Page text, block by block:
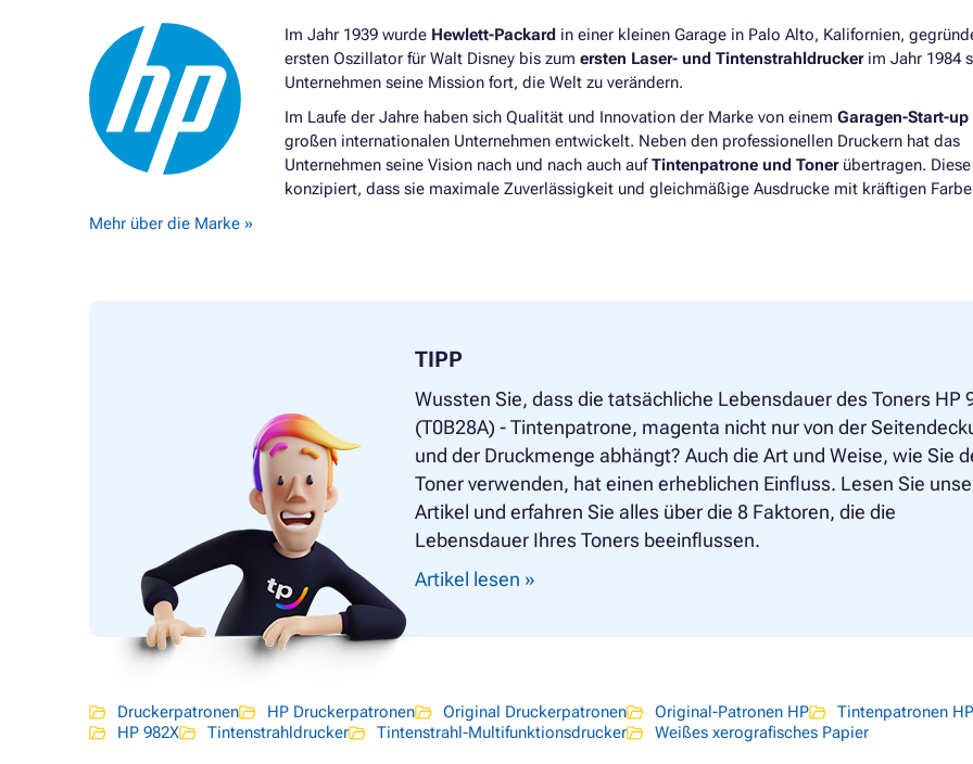
Im Jahr 1939 wurde Hewlett-Packard in einer kleinen Garage in Palo Alto, Kalifornien,
ersten Oszillator für Walt Disney bis zum ersten Laser- und Tintenstrahldruckerim Jahr 1984
Unternehmen seine Mission fort, die Welt zu verändern.
Im Laufe der Jahre haben sich Qualität und Innovation der Marke von einem Garagen-Start-up
großen internationalen Unternehmen entwickelt. Neben den professionellen Druckern hat das
Unternehmen seine Vision nach und nach auch aufTintenpatrone und Tonerübertragen.
konzipiert, dass sie maximale Zuverlässigkeit und gleichmäßige Ausdrucke mit kräftigen
Mehr über die Marke »
TIPP
Wussten Sie, dass die tatsächliche Lebensdauer des Toners HP
(T0B28A) - Tintenpatrone, magenta nicht nur von der
und der Druckmenge abhängt? Auch die Art und Weise, wie Sie
Toner verwenden, hat einen erheblichen Einfluss. Lesen Sie
Artikel und erfahren Sie alles über die 8 Faktoren, die die
Lebensdauer Ihres Toners beeinflussen.
Artikel lesen »
Druckerpatronen HP Druckerpatronen Original Druckerpatronen Original-Patronen HP
Tintenpatronen HP
HP 982X
Tintenstrahldrucker Tintenstrahl-Multifunktionsdrucker Weißes xerografisches Papier